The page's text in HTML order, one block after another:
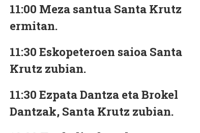
11:00 Meza santua Santa Krutz
ermitan.
11:30 Eskopeteroen saioa Santa
Krutz zubian.
11:30 Ezpata Dantza eta Brokel
Dantzak, Santa Krutz zubian.